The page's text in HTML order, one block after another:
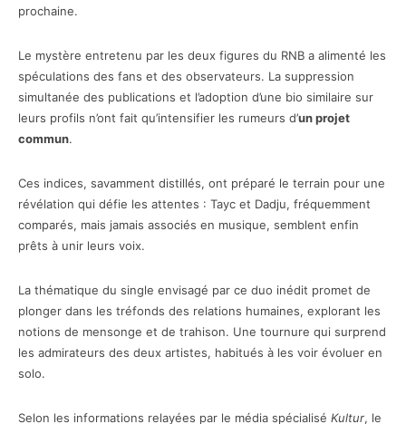
prochaine.
Le mystère entretenu par les deux figures du RNB a alimenté les
spéculations des fans et des observateurs. La suppression
simultanée des publications et l’adoption d’une bio similaire sur
leurs profils n’ont fait qu’intensifier les rumeurs d’un projet
commun.
Ces indices, savamment distillés, ont préparé le terrain pour une
révélation qui défie les attentes : Tayc et Dadju, fréquemment
comparés, mais jamais associés en musique, semblent enfin
prêts à unir leurs voix.
La thématique du single envisagé par ce duo inédit promet de
plonger dans les tréfonds des relations humaines, explorant les
notions de mensonge et de trahison. Une tournure qui surprend
les admirateurs des deux artistes, habitués à les voir évoluer en
solo.
Selon les informations relayées par le média spécialisé Kultur, le